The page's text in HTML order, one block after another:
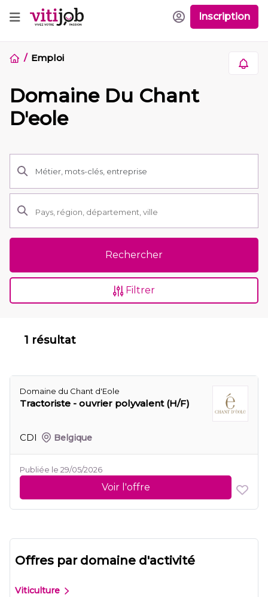
Inscription
Emploi
Domaine Du Chant
D'eole
Rechercher
Filtrer
1 résultat
Domaine du Chant d'Eole
Tractoriste - ouvrier polyvalent (H/F)
CDI Belgique
Publiée le 29/05/2026
Voir l'offre
Offres par domaine d'activité
Viticulture